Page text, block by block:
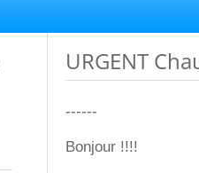
URGENT
------
Bonjour !!!!